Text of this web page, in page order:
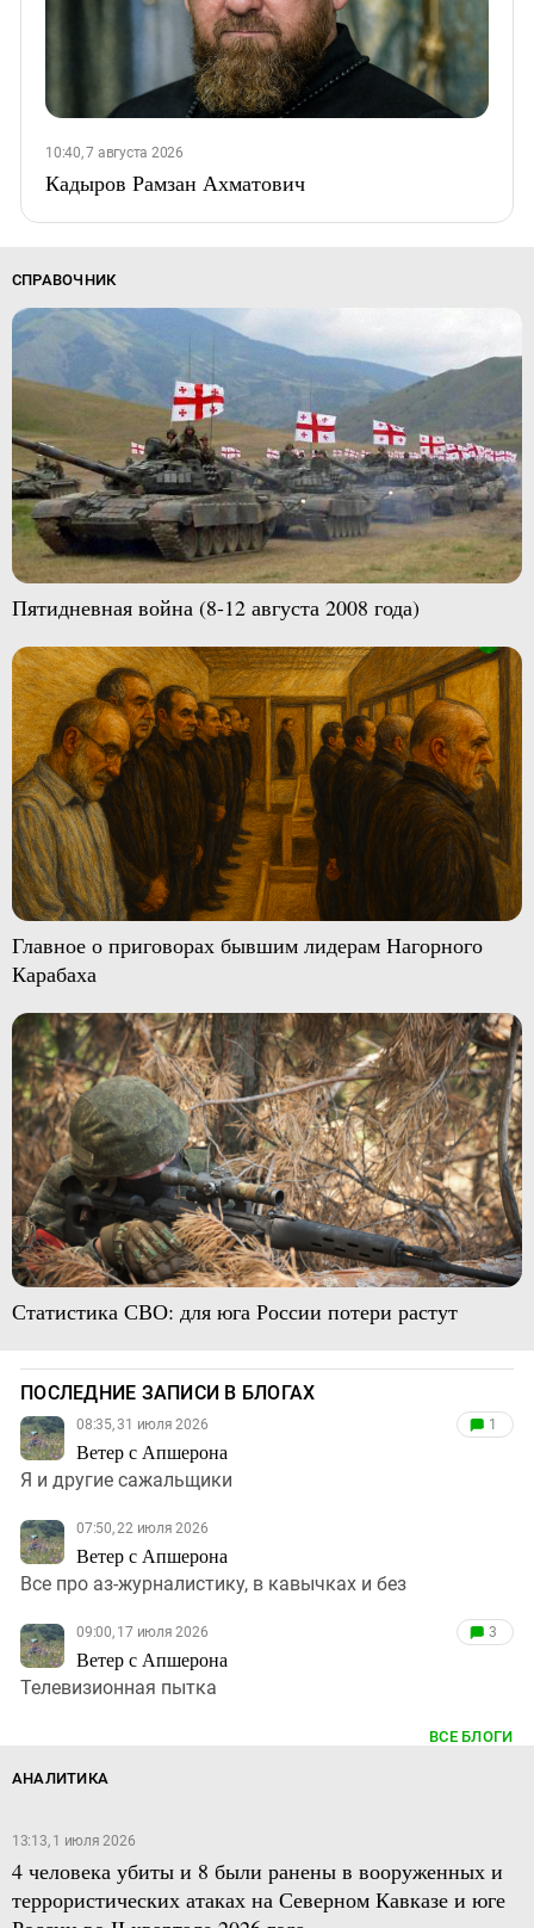
10:40, 7 августа 2026
Кадыров Рамзан Ахматович
СПРАВОЧНИК
Пятидневная война (8-12 августа 2008 года)
Главное о приговорах бывшим лидерам Нагорного
Карабаха
Статистика СВО: для юга России потери растут
ПОСЛЕДНИЕ ЗАПИСИ В БЛОГАХ
08:35, 31 июля 2026
Ветер с Апшерона
1
Я и другие сажальщики
07:50, 22 июля 2026
Ветер с Апшерона
Все про аз-журналистику, в кавычках и без
09:00, 17 июля 2026
Ветер с Апшерона
3
Телевизионная пытка
ВСЕ БЛОГИ
АНАЛИТИКА
13:13, 1 июля 2026
4 человека убиты и 8 были ранены в вооруженных и
террористических атаках на Северном Кавказе и юге